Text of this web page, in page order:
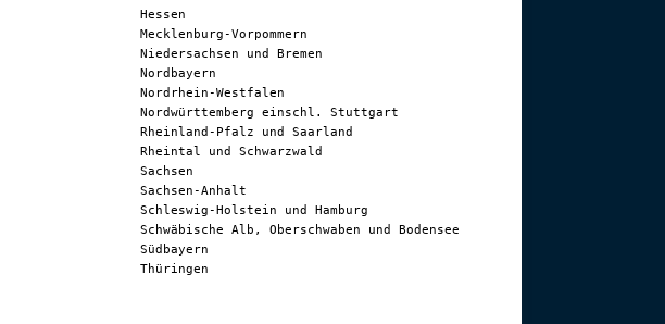
Hessen
Mecklenburg-Vorpommern
Niedersachsen und Bremen
Nordbayern
Nordrhein-Westfalen
Nordwürttemberg einschl. Stuttgart
Rheinland-Pfalz und Saarland
Rheintal und Schwarzwald
Sachsen
Sachsen-Anhalt
Schleswig-Holstein und Hamburg
Schwäbische Alb, Oberschwaben und Bodensee
Südbayern
Thüringen